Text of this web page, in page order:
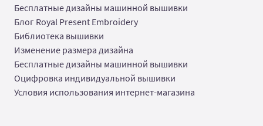
Бесплатные дизайны машинной вышивки
Блог Royal Present Embroidery
Библиотека вышивки
Изменение размера дизайна
Бесплатные дизайны машинной вышивки
Оцифровка индивидуальной вышивки
Условия использования интернет-магазина